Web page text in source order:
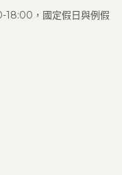
18:00，國定假日與例假